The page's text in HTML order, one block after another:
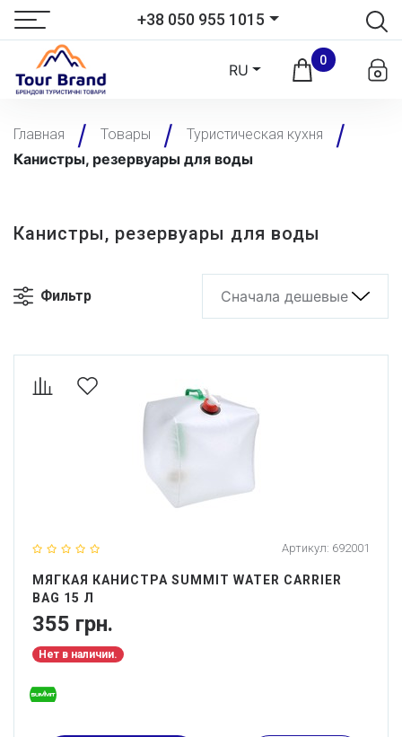
+38 050 955 1015
RU
0
Главная Товары Туристическая кухня
Канистры, резервуары для воды
Канистры, резервуары для воды
Фильтр Сначала дешевые
Артикул: 692001
МЯГКАЯ КАНИСТРА SUMMIT WATER CARRIER
BAG 15 Л
355 грн.
Нет в наличии.